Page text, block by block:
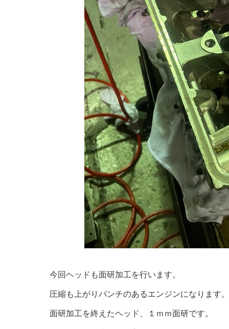
今回ヘッドも面研加工を行います。
圧縮も上がりパンチのあるエンジンになります。
面研加工を終えたヘッド、１ｍｍ面研です。